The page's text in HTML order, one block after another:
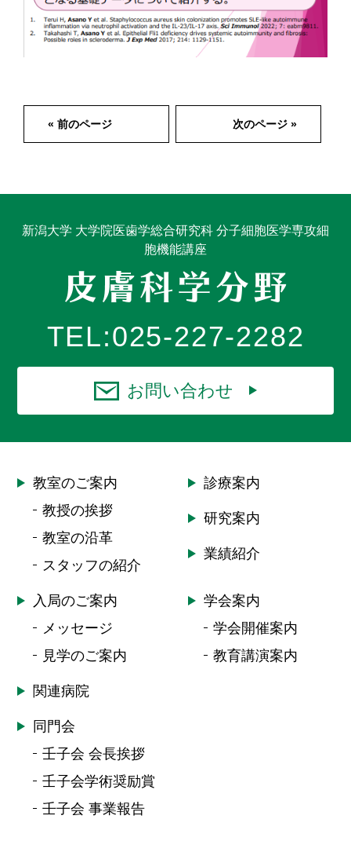
« 前のページ 次のページ »
新潟大学 大学院医歯学総合研究科 分子細胞医学専攻細
胞機能講座
TEL:025-227-2282
お問い合わせ
教室のご案内
教授の挨拶
教室の沿革
スタッフの紹介
診療案内
研究案内
業績紹介
入局のご案内
メッセージ
見学のご案内
学会案内
学会開催案内
教育講演案内
関連病院
同門会
壬子会 会長挨拶
壬子会学術奨励賞
壬子会 事業報告